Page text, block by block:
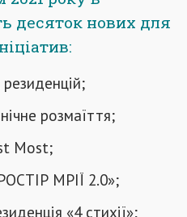
десяток нових для
розмаїття;
Most;
МРІЇ 2.0»;
«4 стихії»;